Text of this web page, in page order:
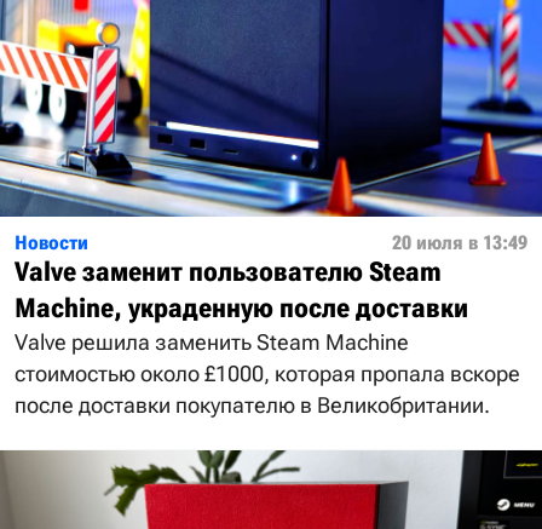
Новости 20 июля в 13:49
Valve заменит пользователю Steam
Machine, украденную после доставки
Valve решила заменить Steam Machine
стоимостью около £1000, которая пропала вскоре
после доставки покупателю в Великобритании.